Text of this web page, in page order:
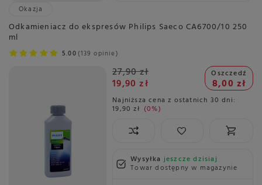
Okazja
Odkamieniacz do ekspresów Philips Saeco CA6700/10 250
ml
5.00 139 opinie
27,90 zł
19,90 zł
Oszczedź
8,00 zł
Najniższa cena z ostatnich 30 dni:
19,90 zł 0%
Wysyłkajeszcze dzisiaj
Towar dostępny w magazynie